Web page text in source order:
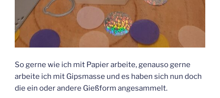
So gerne wie ich mit Papier arbeite, genauso gerne
arbeite ich mit Gipsmasse und es haben sich nun doch
die ein oder andere Gießform angesammelt.